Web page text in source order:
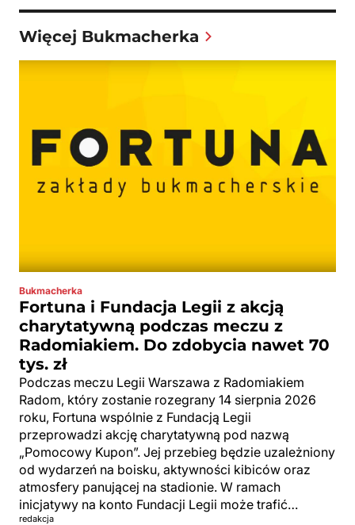
Więcej Bukmacherka
Bukmacherka
Fortuna i Fundacja Legii z akcją
charytatywną podczas meczu z
Radomiakiem. Do zdobycia nawet 70
tys. zł
Podczas meczu Legii Warszawa z Radomiakiem
Radom, który zostanie rozegrany 14 sierpnia 2026
roku, Fortuna wspólnie z Fundacją Legii
przeprowadzi akcję charytatywną pod nazwą
„Pomocowy Kupon”. Jej przebieg będzie uzależniony
od wydarzeń na boisku, aktywności kibiców oraz
atmosfery panującej na stadionie. W ramach
inicjatywy na konto Fundacji Legii może trafić…
redakcja